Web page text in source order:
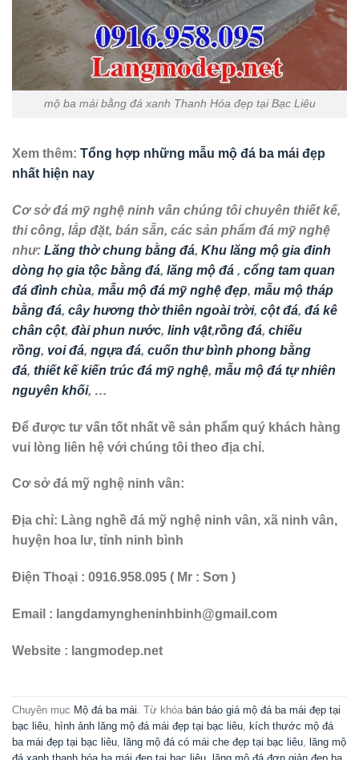
mộ ba mái bằng đá xanh Thanh Hóa đẹp tại Bạc Liêu
Xem thêm: Tổng hợp những mẫu mộ đá ba mái đẹp
nhất hiện nay
Cơ sở đá mỹ nghệ ninh vân chúng tôi chuyên thiết kế,
thi công, lắp đặt, bán sẵn, các sản phẩm đá mỹ nghệ
như: Lăng thờ chung bằng đá, Khu lăng mộ gia đinh
dòng họ gia tộc bằng đá, lăng mộ đá , cổng tam quan
đá đình chùa, mẫu mộ đá mỹ nghệ đẹp, mẫu mộ tháp
bằng đá, cây hương thờ thiên ngoài trời, cột đá, đá kê
chân cột, đài phun nước, linh vật,rồng đá, chiếu
rồng, voi đá, ngựa đá, cuốn thư bình phong bằng
đá, thiết kế kiến trúc đá mỹ nghệ, mẫu mộ đá tự nhiên
nguyên khối, …
Để được tư vấn tốt nhất về sản phẩm quý khách hàng
vui lòng liên hệ với chúng tôi theo địa chỉ.
Cơ sở đá mỹ nghệ ninh vân:
Địa chỉ: Làng nghề đá mỹ nghệ ninh vân, xã ninh vân,
huyện hoa lư, tỉnh ninh bình
Điện Thoại : 0916.958.095 ( Mr : Sơn )
Email : langdamyngheninhbinh@gmail.com
Website : langmodep.net
Chuyên mục Mộ đá ba mái . Từ khóa bán báo giá mộ đá ba mái đẹp tại
bạc liêu
hình ảnh lăng mộ đá mái đẹp tại bạc liêu
kích thước mộ đá
ba mái đẹp tại bạc liêu
lăng mộ đá có mái che đẹp tại bạc liêu
lăng mộ